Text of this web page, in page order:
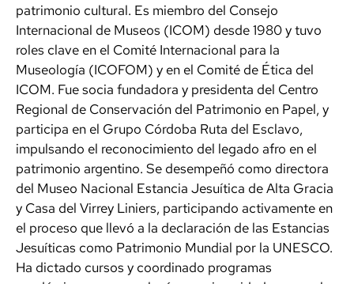
patrimonio cultural. Es miembro del Consejo
Internacional de Museos (ICOM) desde 1980 y tuvo
roles clave en el Comité Internacional para la
Museología (ICOFOM) y en el Comité de Ética del
ICOM. Fue socia fundadora y presidenta del Centro
Regional de Conservación del Patrimonio en Papel, y
participa en el Grupo Córdoba Ruta del Esclavo,
impulsando el reconocimiento del legado afro en el
patrimonio argentino. Se desempeñó como directora
del Museo Nacional Estancia Jesuítica de Alta Gracia
y Casa del Virrey Liniers, participando activamente en
el proceso que llevó a la declaración de las Estancias
Jesuíticas como Patrimonio Mundial por la UNESCO.
Ha dictado cursos y coordinado programas